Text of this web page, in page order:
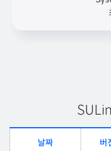
날짜 버